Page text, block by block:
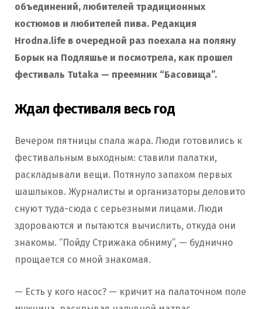
объединений, любителей традиционных
костюмов и любителей пива. Редакция
Hrodna.life в очередной раз поехала на поляну
Борык на Подляшье и посмотрела, как прошел
фестиваль Tutaka — преемник “Басовища”.
Ждал фестиваля весь год
Вечером пятницы спала жара. Люди готовились к
фестивальным выходным: ставили палатки,
раскладывали вещи. Потянуло запахом первых
шашлыков. Журналисты и организаторы деловито
снуют туда-сюда с серьезными лицами. Люди
здороваются и пытаются вычислить, откуда они
знакомы. “Пойду Стрижака обниму”, — буднично
прощается со мной знакомая.
— Есть у кого насос? — кричит на палаточном поле